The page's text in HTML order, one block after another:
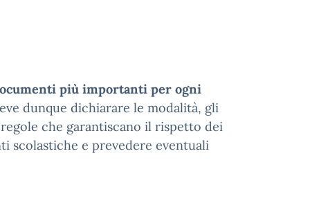
più importanti per ogni
dunque dichiarare le modalità, gli
che garantiscano il rispetto dei
scolastiche e prevedere eventuali